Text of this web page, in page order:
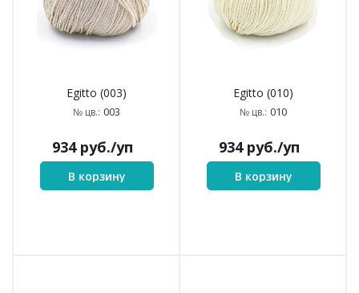
Egitto (003)
№ цв.: 003
934руб./уп
В корзину
Egitto (010)
№ цв.: 010
934руб./уп
В корзину